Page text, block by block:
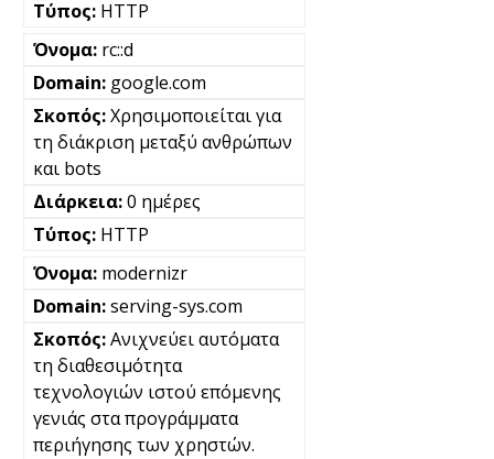
HTTP
rc::d
google.com
Χρησιμοποιείται για
τη διάκριση μεταξύ ανθρώπων
και bots
0 ημέρες
HTTP
modernizr
serving-sys.com
Ανιχνεύει αυτόματα
τη διαθεσιμότητα
τεχνολογιών ιστού επόμενης
γενιάς στα προγράμματα
περιήγησης των χρηστών.